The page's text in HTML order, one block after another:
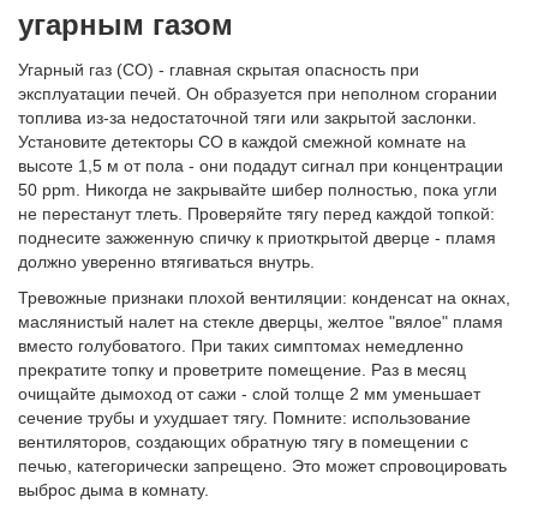
угарным газом
Угарный газ (CO) - главная скрытая опасность при
эксплуатации печей. Он образуется при неполном сгорании
топлива из-за недостаточной тяги или закрытой заслонки.
Установите детекторы CO в каждой смежной комнате на
высоте 1,5 м от пола - они подадут сигнал при концентрации
50 ppm. Никогда не закрывайте шибер полностью, пока угли
не перестанут тлеть. Проверяйте тягу перед каждой топкой:
поднесите зажженную спичку к приоткрытой дверце - пламя
должно уверенно втягиваться внутрь.
Тревожные признаки плохой вентиляции: конденсат на окнах,
маслянистый налет на стекле дверцы, желтое "вялое" пламя
вместо голубоватого. При таких симптомах немедленно
прекратите топку и проветрите помещение. Раз в месяц
очищайте дымоход от сажи - слой толще 2 мм уменьшает
сечение трубы и ухудшает тягу. Помните: использование
вентиляторов, создающих обратную тягу в помещении с
печью, категорически запрещено. Это может спровоцировать
выброс дыма в комнату.